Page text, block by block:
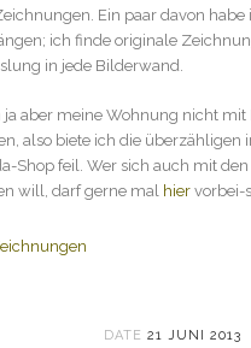
Ein paar davon habe
ich finde originale
in jede Bilderwand.
ja aber meine Wohnung nicht mit
also biete ich die überzähligen
Shop feil. Wer sich auch mit
will, darf gerne mal hier vorbei-
DATE 21 JUNI 2013